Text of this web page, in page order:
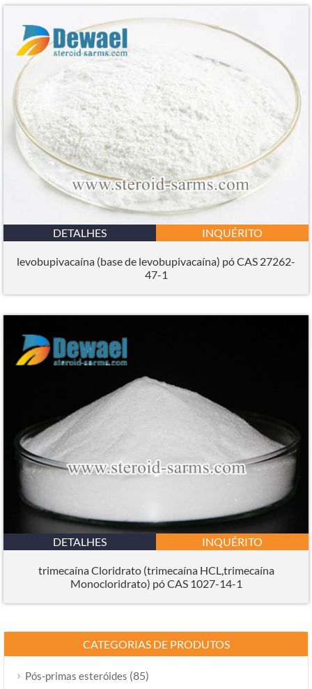
DETALHES INQUÉRITO
levobupivacaína (base de levobupivacaína) pó CAS 27262-
47-1
DETALHES INQUÉRITO
trimecaína Cloridrato (trimecaína HCL,trimecaína
Monocloridrato) pó CAS 1027-14-1
CATEGORIAS DE PRODUTOS
Pós-primas esteróides (85)